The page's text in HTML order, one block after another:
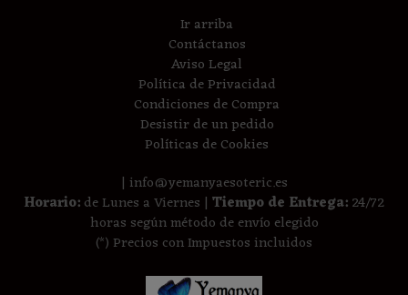
Ir arriba
Contáctanos
Aviso Legal
Política de Privacidad
Condiciones de Compra
Desistir de un pedido
Políticas de Cookies
| info@yemanyaesoteric.es
Horario:de Lunes a Viernes | Tiempo de Entrega:24/72
horas según método de envío elegido
(*) Precios con Impuestos incluidos